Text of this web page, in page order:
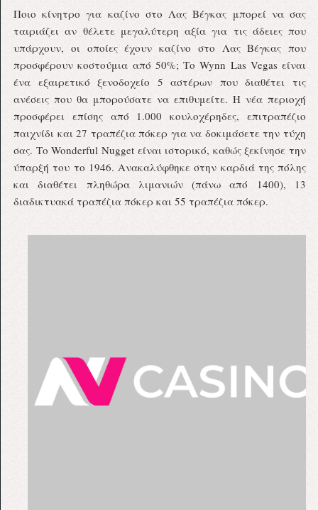
Ποιο κίνητρο για καζίνο στο Λας Βέγκας μπορεί να σας
ταιριάζει αν θέλετε μεγαλύτερη αξία για τις άδειες που
υπάρχουν, οι οποίες έχουν καζίνο στο Λας Βέγκας που
προσφέρουν κοστούμια από 50%; Το Wynn Las Vegas είναι
ένα εξαιρετικό ξενοδοχείο 5 αστέρων που διαθέτει τις
ανέσεις που θα μπορούσατε να επιθυμείτε. Η νέα περιοχή
προσφέρει επίσης από 1.000 κουλοχέρηδες, επιτραπέζιο
παιχνίδι και 27 τραπέζια πόκερ για να δοκιμάσετε την τύχη
σας. Το Wonderful Nugget είναι ιστορικό, καθώς ξεκίνησε την
ύπαρξή του το 1946. Ανακαλύφθηκε στην καρδιά της πόλης
και διαθέτει πληθώρα λιμανιών (πάνω από 1400), 13
διαδικτυακά τραπέζια πόκερ και 55 τραπέζια πόκερ.